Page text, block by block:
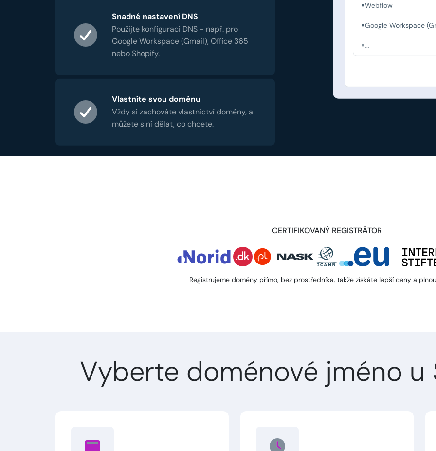
Snadné nastavení DNS
Použijte konfiguraci DNS - např. pro
Google Workspace (Gmail), Office 365
nebo Shopify.
Vlastníte svou doménu
Vždy si zachováte vlastnictví domény, a
můžete s ní dělat, co chcete.
Webflow
Google Workspace
...
CERTIFIKOVANÝ REGISTRÁTOR
Registrujeme domény přímo, bez prostředníka, takže získáte lepší ceny a
Vyberte doménové jméno u